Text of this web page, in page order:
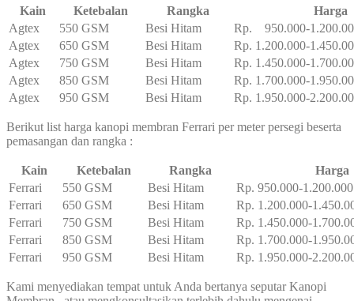
Kain Ketebalan Rangka
Harga
Agtex
550 GSM Besi Hitam
Rp. 950.000-
Agtex
650 GSM Besi Hitam
Rp. 1.200.000-
Agtex
750 GSM Besi Hitam
Rp. 1.450.000-
Agtex
850 GSM Besi Hitam
Rp. 1.700.000-
Agtex
950 GSM Besi Hitam Rp. 1.950.000-
Berikut list harga kanopi membran Ferrari per meter persegi beserta
pemasangan dan rangka :
Kain Ketebalan Rangka
Harga
Ferrari
550 GSM Besi Hitam
Rp. 950.000-1.200.000
Ferrari
650 GSM Besi Hitam
Rp. 1.200.000-
Ferrari
750 GSM Besi Hitam
Rp. 1.450.000-
Ferrari
850 GSM Besi Hitam
Rp. 1.700.000-
Ferrari
950 GSM Besi Hitam Rp. 1.950.000-
Kami menyediakan tempat untuk Anda bertanya seputar Kanopi